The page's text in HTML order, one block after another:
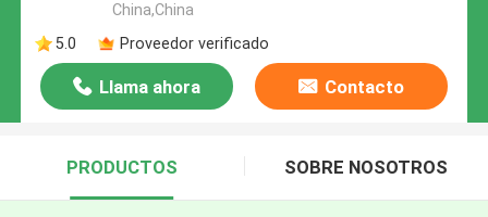
China,China
5.0
Proveedor verificado
Llama ahora Contacto
PRODUCTOS SOBRE NOSOTROS